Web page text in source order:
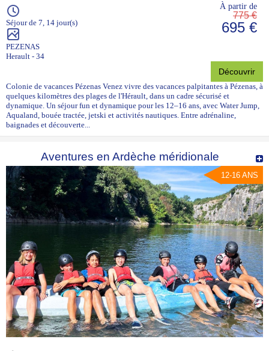
Séjour de 7, 14 jour(s)
PEZENAS
Herault - 34
À partir de
775 €
695 €
Découvrir
Colonie de vacances Pézenas Venez vivre des vacances palpitantes à Pézenas, à
quelques kilomètres des plages de l'Hérault, dans un cadre sécurisé et
dynamique. Un séjour fun et dynamique pour les 12–16 ans, avec Water Jump,
Aqualand, bouée tractée, jetski et activités nautiques. Entre adrénaline,
baignades et découverte...
Aventures en Ardèche méridionale
12-16 ANS